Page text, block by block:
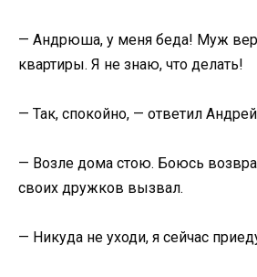
— Андрюша, у меня беда! Муж
квартиры. Я не знаю, что делать!
— Так, спокойно, — ответил
— Возле дома стою. Боюсь
своих дружков вызвал.
— Никуда не уходи, я сейчас